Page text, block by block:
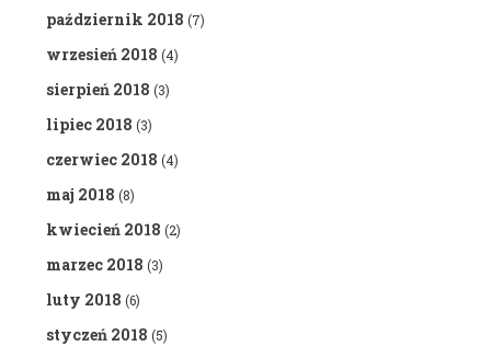
październik 2018 (7)
wrzesień 2018 (4)
sierpień 2018 (3)
lipiec 2018 (3)
czerwiec 2018 (4)
maj 2018 (8)
kwiecień 2018 (2)
marzec 2018 (3)
luty 2018 (6)
styczeń 2018 (5)